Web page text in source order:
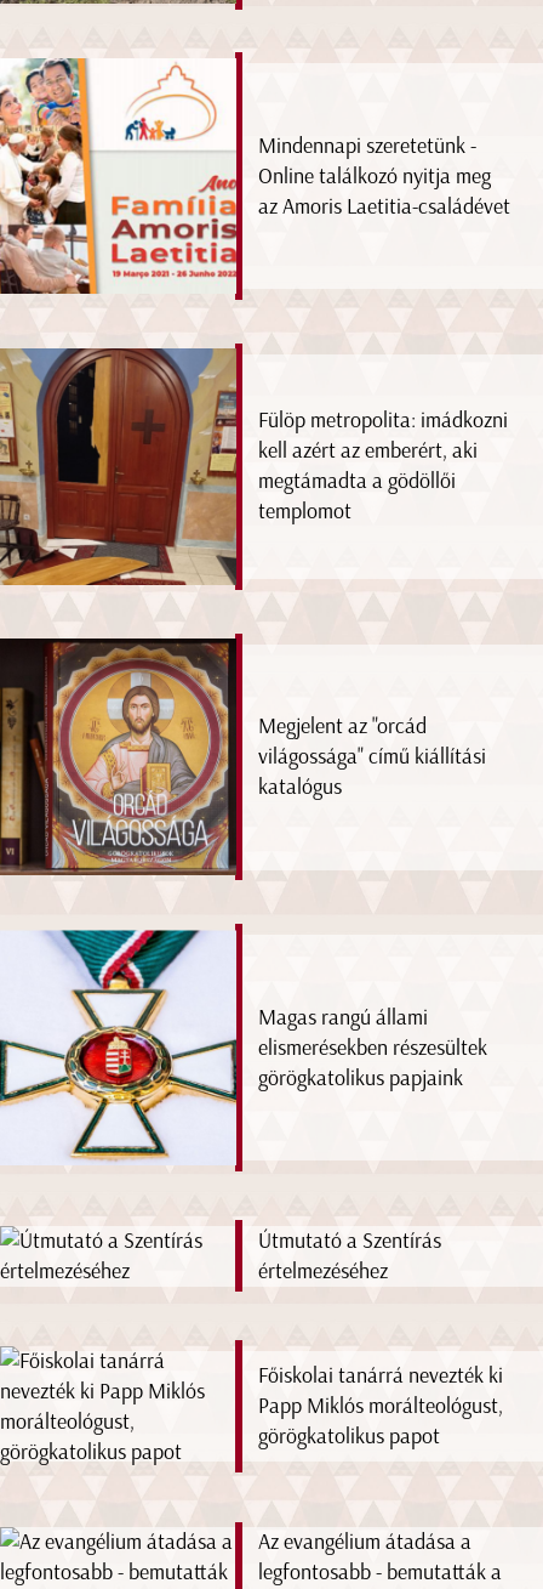
Mindennapi szeretetünk -
Online találkozó nyitja meg
az Amoris Laetitia-családévet
Fülöp metropolita: imádkozni
kell azért az emberért, aki
megtámadta a gödöllői
templomot
Megjelent az "orcád
világossága" című kiállítási
katalógus
Magas rangú állami
elismerésekben részesültek
görögkatolikus papjaink
Útmutató a Szentírás
értelmezéséhez
Főiskolai tanárrá nevezték ki
Papp Miklós morálteológust,
görögkatolikus papot
Az evangélium átadása a
legfontosabb - bemutatták a